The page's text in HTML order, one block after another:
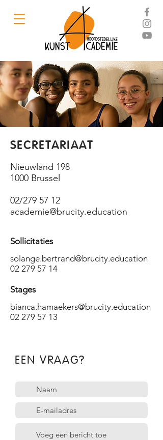
SECRETARIAAT
Nieuwland 198
1000 Brussel
02/279 57 12
academie@brucity.education
Sollicitaties
solange.bertrand@brucity.education
02 279 57 14
Stages
bianca.hamaekers@brucity.education
02 279 57 13
EEN VRAAG?